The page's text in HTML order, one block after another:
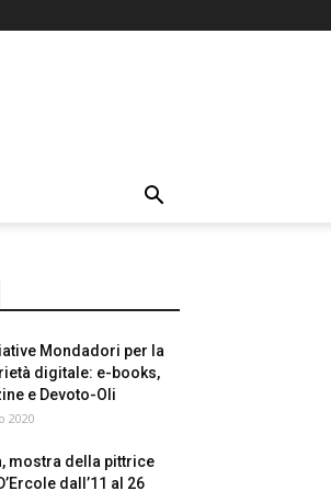
Mondadori per la
digitale: e-books,
e Devoto-Oli
2020
mostra della pittrice
dall’11 al 26